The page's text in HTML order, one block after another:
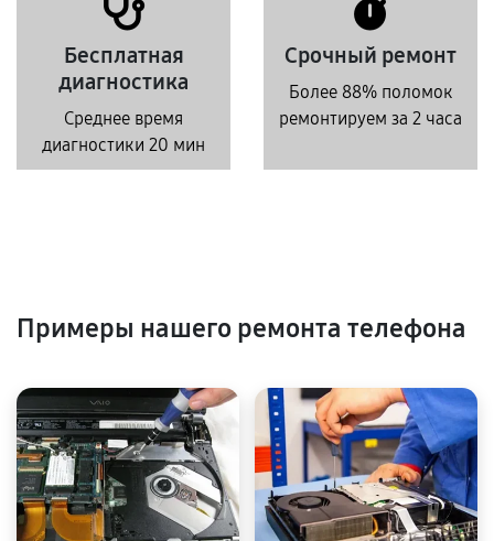
Бесплатная
диагностика
Среднее время
диагностики 20 мин
Срочный ремонт
Более 88% поломок
ремонтируем за 2 часа
Примеры нашего ремонта телефона